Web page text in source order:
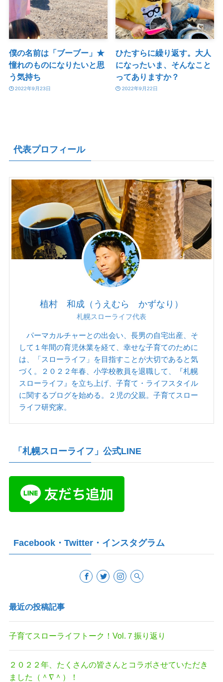
僕の名前は「ブーブー」★
憧れのものになりたいと思
う気持ち
2022年9月23日
ひたすらに繰り返す。大人
になったいま、そんなこと
ってありますか？
2022年9月22日
代表プロフィール
植村 和成（うえむら かずなり）
札幌スローライフ代表
パーマカルチャーとの出会い、長男の自宅出産、そ
して１年間の育児休業を経て、幸せな子育てのために
は、「スローライフ」を目指すことが大切であると気
づく。２０２２年春、小学校教員を退職して、『札幌
スローライフ』を立ち上げ、子育て・ライフスタイル
に関するブログを始める。２児の父親。子育てスロー
ライフ研究家。
「札幌スローライフ」公式LINE
Facebook・Twitter・インスタグラム
最近の投稿記事
子育てスローライフトーク！Vol.７振り返り
２０２２年、たくさんの皆さんとコラボさせていただき
ました（＾∇＾）！